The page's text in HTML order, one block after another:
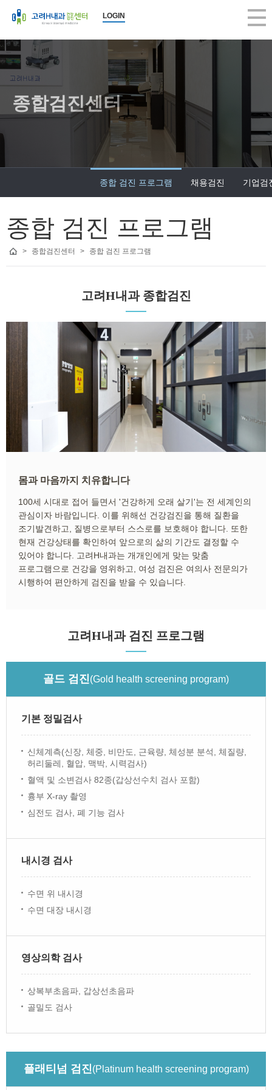
2026-08-09 23:05:03
고려H내과
고려H내과는 생활수준의 향상과 인구의 고령화로 인해 성인병 등 내과
고려H내과는 국민건강보험공단 (일반검진, 암검진, 생애전환기)뿐 아
고려H내과는 지역주민의 많은 관심과 사랑으로 지금의 모습으로 성장
앞으로도 한결같은 마음으로 여러분의 건강을 책임지는 편안한 병원이
진료 항목 : 종합검진, 건강검진, 내시경, 초음파, 내과, 수액
건강검진 - 공단검진, 생애전환기검진, 5대암검진, 학생검진, 개인종합
내시경 - 위/대장 내시경, 당일 대장내시경, 당일 용종절제술, 수면 내시경
내과 진료 - 당뇨병, 고혈압, 갑상선, 소화기, 호흡기, 순환기, 골다공증,
휴무일 : 일요일, 공휴일 휴진
- 구의동, 구의역1번 출구 스타벅스 건물 3층입니다.
- 최고 사양의 의료장비로 안전하고 정밀하게 검사합니다.
- 소화기 내과 분과 전문의, 내시경 전문의가 직접 시술하고 진료합니다.
- 건물 지상에 주차공간이 마련되어 있습니다.
LOGIN
종합검진센터
종합 검진 프로그램 채용검진 기업검
종합 검진 프로그램
> 종합검진센터 > 종합 검진 프로그램
고려H내과 종합검진
몸과 마음까지 치유합니다
100세 시대로 접어 들면서 '건강하게 오래 살기'는 전 세계인의
관심이자 바람입니다. 이를 위해선 건강검진을 통해 질환을
조기발견하고, 질병으로부터 스스로를 보호해야 합니다. 또한
현재 건강상태를 확인하여 앞으로의 삶의 기간도 결정할 수
있어야 합니다. 고려H내과는 개개인에게 맞는 맞춤
프로그램으로 건강을 영위하고, 여성 검진은 여의사 전문의가
시행하여 편안하게 검진을 받을 수 있습니다.
고려H내과 검진 프로그램
골드 검진(Gold health screening program)
기본 정밀검사
신체계측(신장, 체중, 비만도, 근육량, 체성분 분석, 체질량,
허리둘레, 혈압, 맥박, 시력검사)
혈액 및 소변검사 82종(갑상선수치 검사 포함)
흉부 X-ray 촬영
심전도 검사, 폐 기능 검사
내시경 검사
수면 위 내시경
수면 대장 내시경
영상의학 검사
상복부초음파, 갑상선초음파
골밀도 검사
플래티넘 검진(Platinum health screening program)